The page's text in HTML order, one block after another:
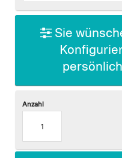
gallery
Sie
Anzahl